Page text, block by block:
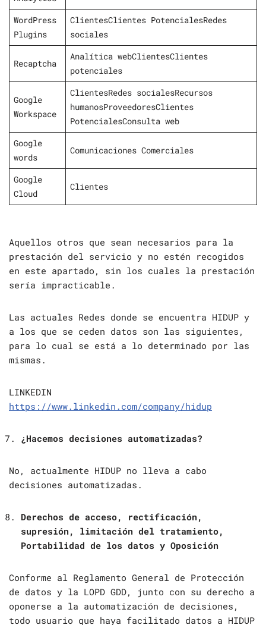
WordPress
Plugins
ClientesClientes PotencialesRedes
sociales
Recaptcha
Analítica webClientesClientes
potenciales
Google
Workspace
ClientesRedes socialesRecursos
humanosProveedoresClientes
PotencialesConsulta web
Google
words
Comunicaciones Comerciales
Google
Cloud
Clientes
Aquellos otros que sean necesarios para la
prestación del servicio y no estén recogidos
en este apartado, sin los cuales la prestación
sería impracticable.
Las actuales Redes donde se encuentra HIDUP y
a los que se ceden datos son las siguientes,
para lo cual se está a lo determinado por las
mismas.
LINKEDIN
https://www.linkedin.com/company/hidup
¿Hacemos decisiones automatizadas?
No, actualmente HIDUP no lleva a cabo
decisiones automatizadas.
Derechos de acceso, rectificación,
supresión, limitación del tratamiento,
Portabilidad de los datos y Oposición
Conforme al Reglamento General de Protección
de datos y la LOPD GDD, junto con su derecho a
oponerse a la automatización de decisiones,
todo usuario que haya facilitado datos a HIDUP